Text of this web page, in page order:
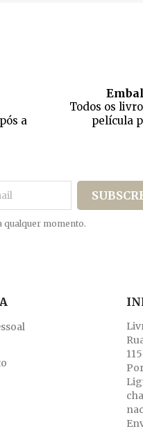
a
Todos os
película
qualquer momento.